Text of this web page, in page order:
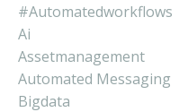
#automatedworkflows
Ai
Assetmanagement
Automated Messaging
Bigdata